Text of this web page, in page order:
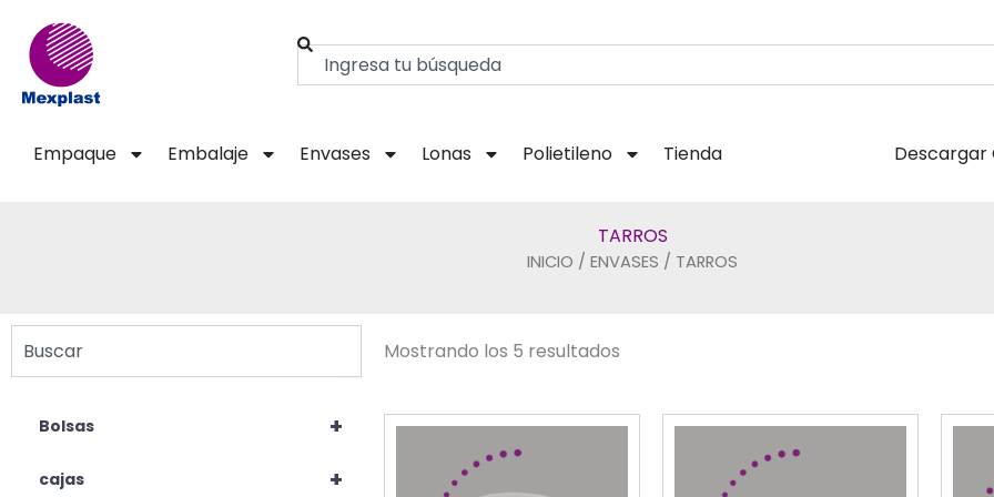
contenido
Buscar
Empaque Embalaje Envases Lonas Polietileno Tienda Descargar
TARROS
INICIO / ENVASES / TARROS
+
Bolsas
+
cajas
Mostrando los 5 resultados